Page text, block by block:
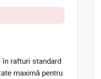
în rafturi standard
maximă pentru